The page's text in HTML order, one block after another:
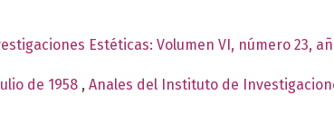
Estéticas: Volumen VI, número 23,
de 1958 , Anales del Instituto de